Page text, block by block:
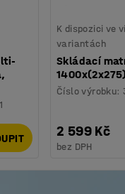
K dispozici ve
variantách
Skládací
Číslo výrobku:
2 599 Kč
bez DPH